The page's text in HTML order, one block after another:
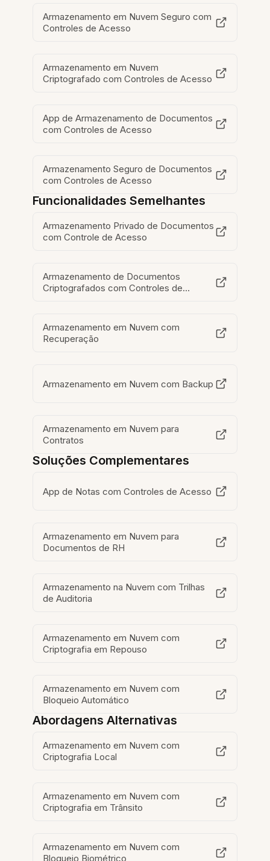
Armazenamento em Nuvem Seguro com
Controles de Acesso
Armazenamento em Nuvem
Criptografado com Controles de Acesso
App de Armazenamento de Documentos
com Controles de Acesso
Armazenamento Seguro de Documentos
com Controles de Acesso
Funcionalidades Semelhantes
Armazenamento Privado de Documentos
com Controle de Acesso
Armazenamento de Documentos
Criptografados com Controles de
Armazenamento em Nuvem com
Recuperação
Armazenamento em Nuvem com Backup
Armazenamento em Nuvem para
Contratos
Soluções Complementares
App de Notas com Controles de Acesso
Armazenamento em Nuvem para
Documentos de RH
Armazenamento na Nuvem com Trilhas
de Auditoria
Armazenamento em Nuvem com
Criptografia em Repouso
Armazenamento em Nuvem com
Bloqueio Automático
Abordagens Alternativas
Armazenamento em Nuvem com
Criptografia Local
Armazenamento em Nuvem com
Criptografia em Trânsito
Armazenamento em Nuvem com
Bloqueio Biométrico